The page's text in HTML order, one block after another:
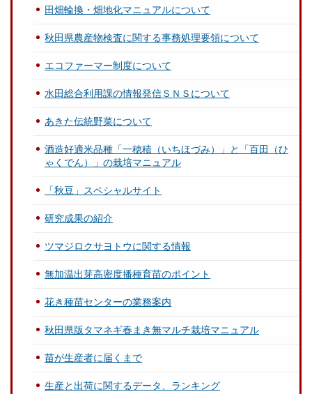
田畑輪換・畑地化マニュアルについて
秋田県農産物検査に関する事務処理要領について
エコファーマー制度について
水田総合利用課の情報発信ＳＮＳについて
あきた伝統野菜について
酒造好適米品種「一穂積（いちほづみ）」と「百田（ひ
ゃくでん）」の栽培マニュアル
「秋豆」スペシャルサイト
研究成果の紹介
ツマジロクサヨトウに関する情報
無加温出芽高密度播種育苗のポイント
花き種苗センターの業務案内
秋田県版タマネギ春まき無マルチ栽培マニュアル
苗が生産者に届くまで
生産と出荷に関するデータ、ランキング